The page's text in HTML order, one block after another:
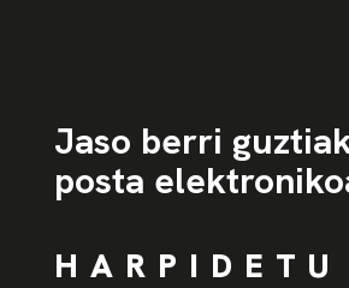
Jaso berri
posta
HARPIDETU